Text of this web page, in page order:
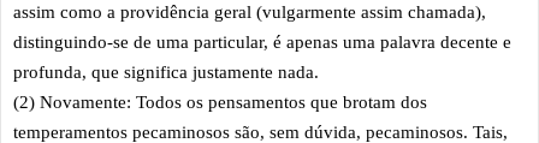
assim como a providência geral (vulgarmente assim chamada),
distinguindo-se de uma particular, é apenas uma palavra decente e
profunda, que significa justamente nada.
(2) Novamente: Todos os pensamentos que brotam dos
temperamentos pecaminosos são, sem dúvida, pecaminosos. Tais,